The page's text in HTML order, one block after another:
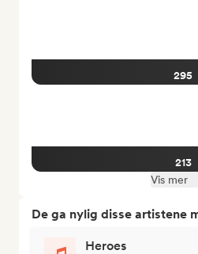
295
213
Vis mer
De ga nylig disse artistene
Heroes